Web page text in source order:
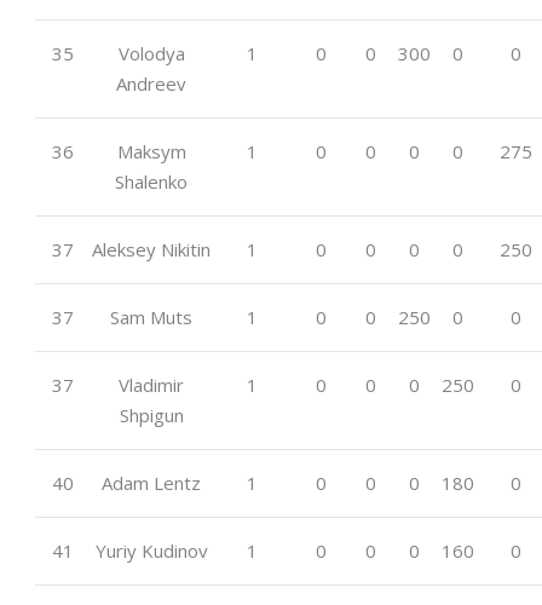
35
Volodya
Andreev
1 0 0 300 0 0
36
Maksym
Shalenko
1 0 0 0 0 275
37 Aleksey Nikitin 1 0 0 0 0 250
37 Sam Muts 1 0 0 250 0 0
37
Vladimir
Shpigun
1 0 0 0 250 0
40 Adam Lentz 1 0 0 0 180 0
41 Yuriy Kudinov 1 0 0 0 160 0